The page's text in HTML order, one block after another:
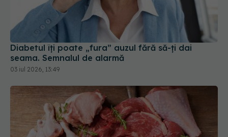
Diabetul îți poate „fura” auzul fără să-ți dai
seama. Semnalul de alarmă
03 iul 2026, 13:49